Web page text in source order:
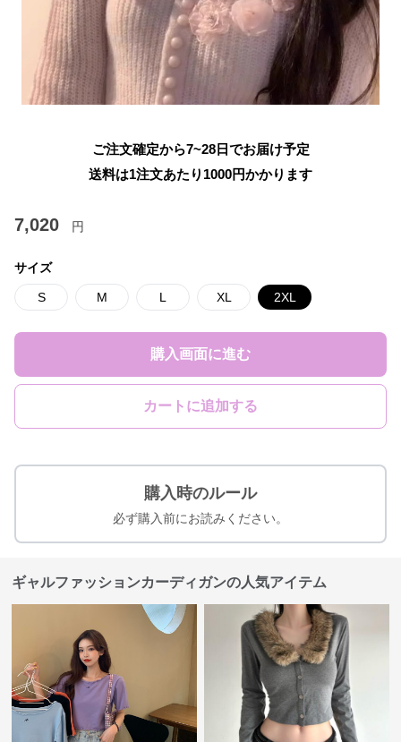
ご注文確定から7~28日でお届け予定
送料は1注文あたり 1000円かかります
7,020 円
サイズ
S M L XL 2XL
購入画面に進む
カートに追加する
購入時のルール
必ず購入前にお読みください。
ギャルファッションカーディガンの人気アイテム